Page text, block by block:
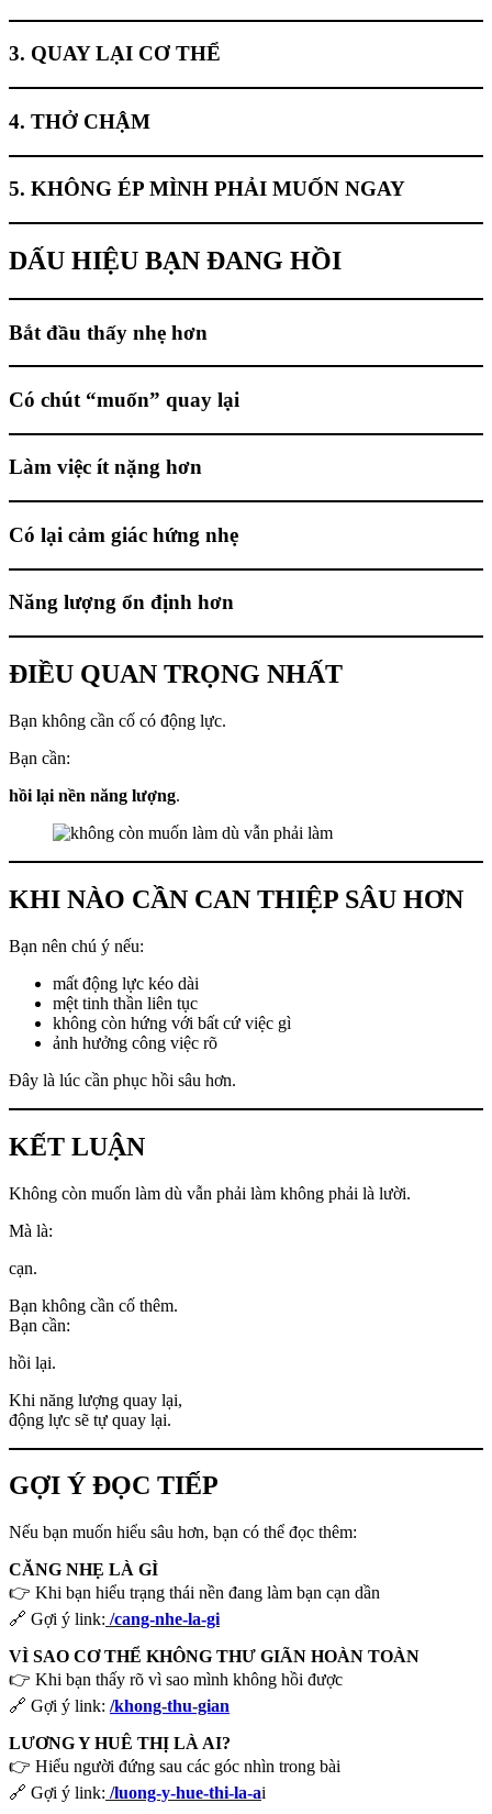
3. QUAY LẠI CƠ THỂ
4. THỞ CHẬM
5. KHÔNG ÉP MÌNH PHẢI MUỐN NGAY
DẤU HIỆU BẠN ĐANG HỒI
Bắt đầu thấy nhẹ hơn
Có chút “muốn” quay lại
Làm việc ít nặng hơn
Có lại cảm giác hứng nhẹ
Năng lượng ổn định hơn
ĐIỀU QUAN TRỌNG NHẤT
Bạn không cần cố có động lực.
Bạn cần:
hồi lại nền năng lượng.
KHI NÀO CẦN CAN THIỆP SÂU HƠN
Bạn nên chú ý nếu:
mất động lực kéo dài
mệt tinh thần liên tục
không còn hứng với bất cứ việc gì
ảnh hưởng công việc rõ
Đây là lúc cần phục hồi sâu hơn.
KẾT LUẬN
Không còn muốn làm dù vẫn phải làm không phải là lười.
Mà là:
cạn.
Bạn không cần cố thêm.
Bạn cần:
hồi lại.
Khi năng lượng quay lại,
động lực sẽ tự quay lại.
GỢI Ý ĐỌC TIẾP
Nếu bạn muốn hiểu sâu hơn, bạn có thể đọc thêm:
CĂNG NHẸ LÀ GÌ
👉 Khi bạn hiểu trạng thái nền đang làm bạn cạn dần
🔗 Gợi ý link: /cang-nhe-la-gi
VÌ SAO CƠ THỂ KHÔNG THƯ GIÃN HOÀN TOÀN
👉 Khi bạn thấy rõ vì sao mình không hồi được
🔗 Gợi ý link: /khong-thu-gian
LƯƠNG Y HUÊ THỊ LÀ AI?
👉 Hiểu người đứng sau các góc nhìn trong bài
🔗 Gợi ý link: /luong-y-hue-thi-la-ai